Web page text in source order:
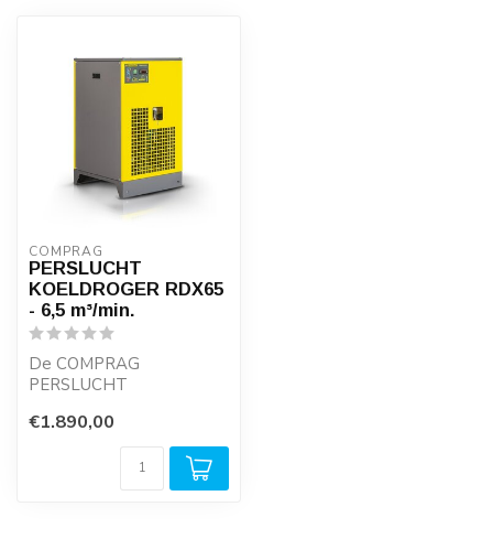
COMPRAG
PERSLUCHT
KOELDROGER RDX65
- 6,5 m³/min.
De COMPRAG
PERSLUCHT
RDX-SERIE zijn robuust,
bieden lage dru...
€1.890,00